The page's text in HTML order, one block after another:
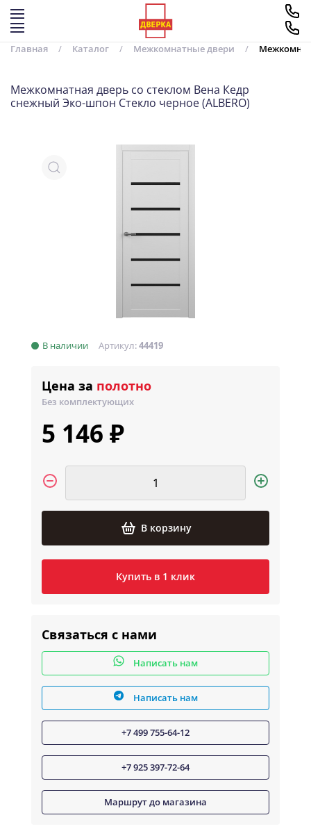
Перейти к содержимому
Главная Каталог Межкомнатные двери
Межкомнатная дверь со стеклом Вена Кедр
снежный Эко-шпон Стекло черное (ALBERO)
В наличии Артикул:44419
Цена за полотно
Без комплектующих
5 146 ₽
В корзину
Купить в 1 клик
Связаться с нами
Написать нам
Написать нам
+7 499 755-64-12
+7 925 397-72-64
Маршрут до магазина